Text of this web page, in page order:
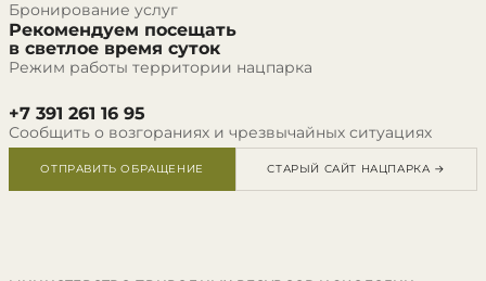
Бронирование услуг
Рекомендуем посещать
в светлое время суток
Режим работы территории нацпарка
+7 391 261 16 95
Сообщить о возгораниях и чрезвычайных ситуациях
ОТПРАВИТЬ ОБРАЩЕНИЕ СТАРЫЙ САЙТ НАЦПАРКА →